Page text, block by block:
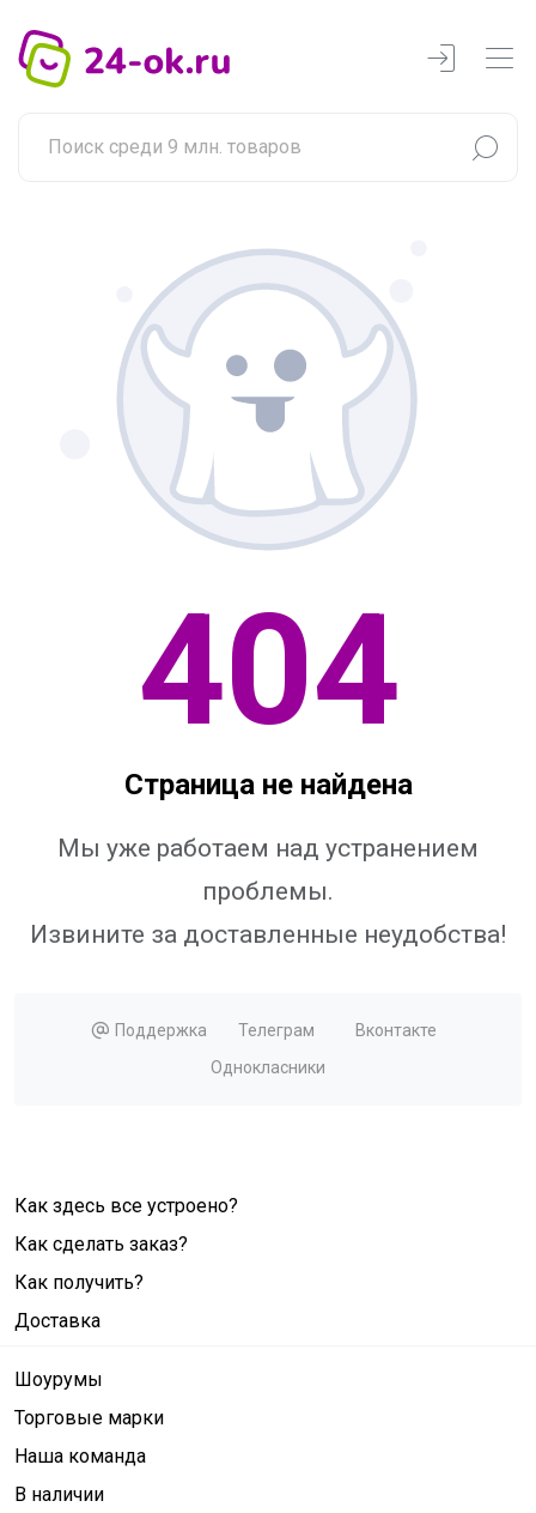
404
Страница не найдена
Мы уже работаем над устранением
проблемы.
Извините за доставленные неудобства!
Поддержка Телеграм
Вконтакте
Однокласники
Как здесь все устроено?
Как сделать заказ?
Как получить?
Доставка
Шоурумы
Торговые марки
Наша команда
В наличии